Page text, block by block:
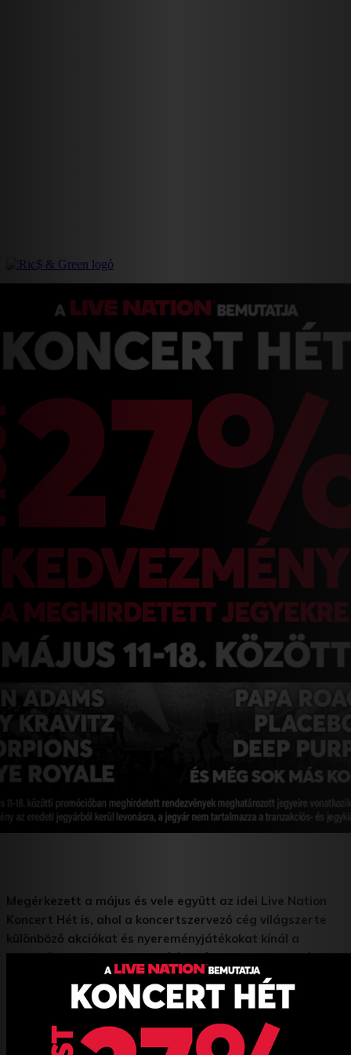
Megérkezett a május és vele együtt az idei Live Nation
Koncert Hét is, ahol a koncertszervező cég világszerte
különböző akciókat és nyereményjátékokat kínál a
rajongóknak, ünnepelve az élőzenét. A magyarországi
Live Nation idén közel két tucat koncertre kínál jegyeket
27%-os kedvezménnyel, Instagram felületükön pedig